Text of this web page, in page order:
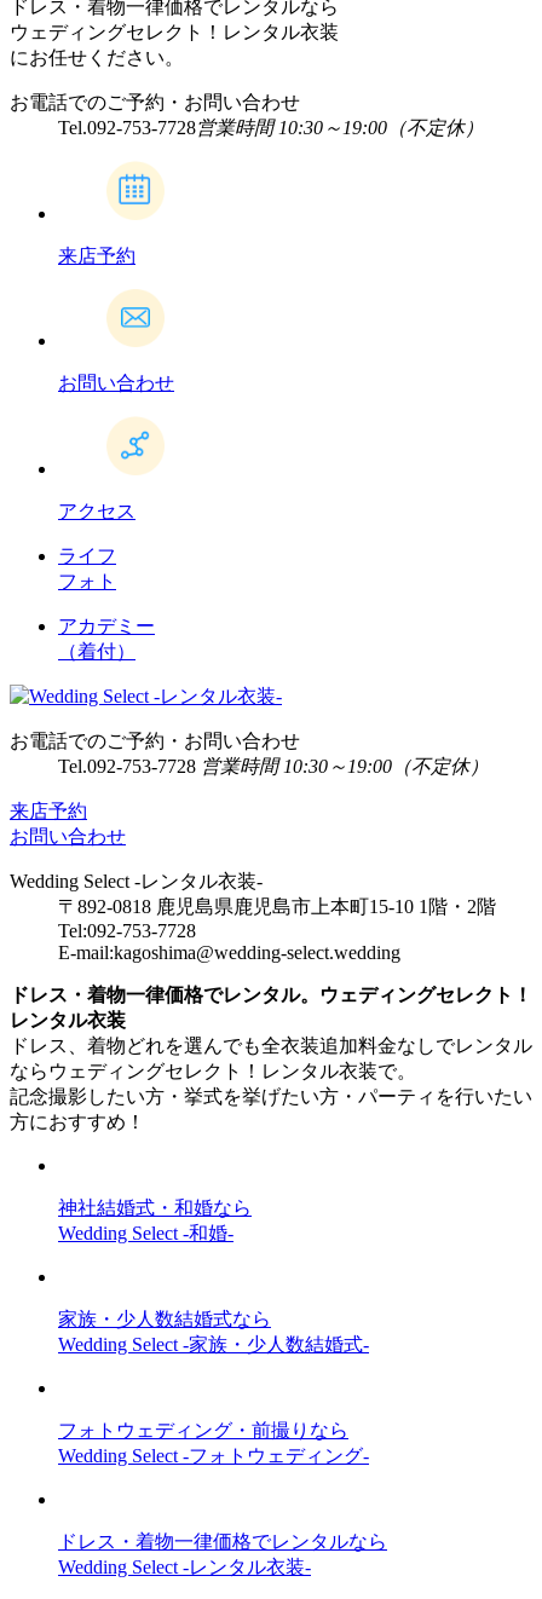
ドレス・着物一律価格でレンタルなら
ウェディングセレクト！レンタル衣装
にお任せください。
お電話でのご予約・お問い合わせ
Tel.092-753-7728営業時間 10:30～19:00（不定休）
来店予約
お問い合わせ
アクセス
ライフ
フォト
アカデミー
（着付）
お電話でのご予約・お問い合わせ
Tel.092-753-7728 営業時間 10:30～19:00（不定休）
来店予約
お問い合わせ
Wedding Select -レンタル衣装-
〒892-0818 鹿児島県鹿児島市上本町15-10 1階・2階
Tel:092-753-7728
E-mail:kagoshima@wedding-select.wedding
ドレス・着物一律価格でレンタル。ウェディングセレクト！
レンタル衣装
ドレス、着物どれを選んでも全衣装追加料金なしでレンタル
ならウェディングセレクト！レンタル衣装で。
記念撮影したい方・挙式を挙げたい方・パーティを行いたい
方におすすめ！
神社結婚式・和婚なら
Wedding Select -和婚-
家族・少人数結婚式なら
Wedding Select -家族・少人数結婚式-
フォトウェディング・前撮りなら
Wedding Select -フォトウェディング-
ドレス・着物一律価格でレンタルなら
Wedding Select -レンタル衣装-